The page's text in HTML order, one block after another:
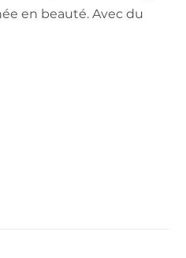
en beauté. Avec du